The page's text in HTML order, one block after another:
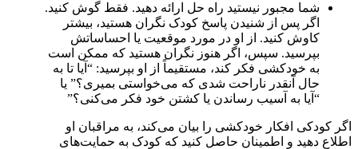
شما مجبور نیستید راه حل ارائه دهید. فقط گوش کنید.
اگر پس از شنیدن پاسخ کودک نگران هستید، بیشتر
کاوش کنید. از او در مورد موقعیت یا احساساتش
بپرسید. سپس، اگر هنوز نگران هستید که ممکن است
به خودکشی فکر کند، مستقیماً از او بپرسید: “آیا تا به
حال آنقدر ناراحت شدی که می‌خواستی بمیری؟” یا
“آیا به آسیب رساندن یا کشتن خود فکر می‌کنی؟”
اگر کودکی افکار خودکشی را بیان می‌کند، به مراقبان او
اطلاع دهید و اطمینان حاصل کنید که کودک به حمایت‌های